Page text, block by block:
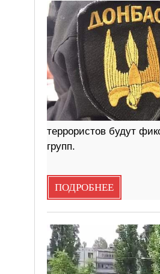
террористов будут
групп.
ПОДРОБНЕЕ